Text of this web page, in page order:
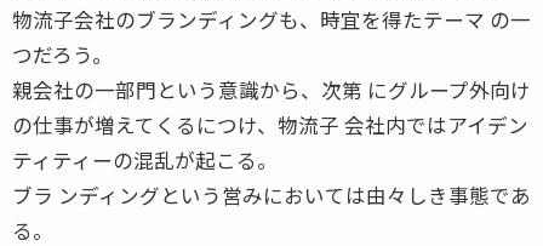
物流子会社のブランディングも、時宜を得たテーマ の一
つだろう。
親会社の一部門という意識から、次第 にグループ外向け
の仕事が増えてくるにつけ、物流子 会社内ではアイデン
ティティーの混乱が起こる。
ブラ ンディングという営みにおいては由々しき事態であ
る。